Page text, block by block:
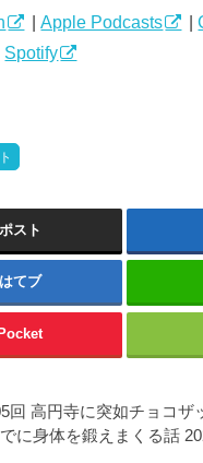
|Apple Podcasts |
Spotify
ポスト
はてブ
回 高円寺に突如チョコザ
に身体を鍛えまくる話